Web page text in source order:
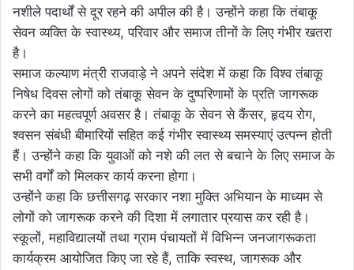
नशीले पदार्थों से दूर रहने की अपील की है। उन्होंने कहा कि तंबाकू
सेवन व्यक्ति के स्वास्थ्य, परिवार और समाज तीनों के लिए गंभीर खतरा
है।
समाज कल्याण मंत्री राजवाड़े ने अपने संदेश में कहा कि विश्व तंबाकू
निषेध दिवस लोगों को तंबाकू सेवन के दुष्परिणामों के प्रति जागरूक
करने का महत्वपूर्ण अवसर है। तंबाकू के सेवन से कैंसर, हृदय रोग,
श्वसन संबंधी बीमारियों सहित कई गंभीर स्वास्थ्य समस्याएं उत्पन्न होती
हैं। उन्होंने कहा कि युवाओं को नशे की लत से बचाने के लिए समाज के
सभी वर्गों को मिलकर कार्य करना होगा।
उन्होंने कहा कि छत्तीसगढ़ सरकार नशा मुक्ति अभियान के माध्यम से
लोगों को जागरूक करने की दिशा में लगातार प्रयास कर रही है।
स्कूलों, महाविद्यालयों तथा ग्राम पंचायतों में विभिन्न जनजागरूकता
कार्यक्रम आयोजित किए जा रहे हैं, ताकि स्वस्थ, जागरूक और